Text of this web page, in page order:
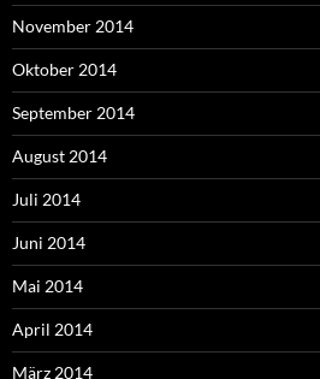
November 2014
Oktober 2014
September 2014
August 2014
Juli 2014
Juni 2014
Mai 2014
April 2014
März 2014